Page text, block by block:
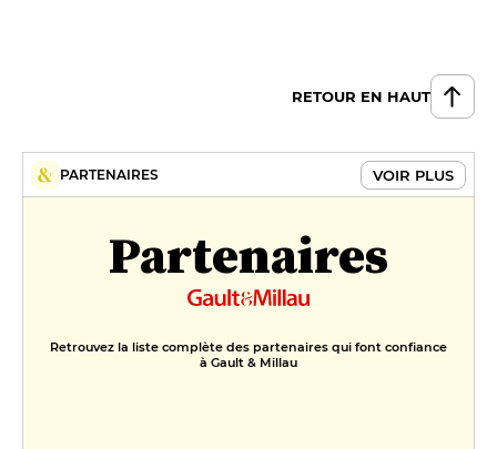
RETOUR EN HAUT
PARTENAIRES VOIR PLUS
Partenaires
Retrouvez la liste complète des partenaires qui font confiance
à Gault & Millau